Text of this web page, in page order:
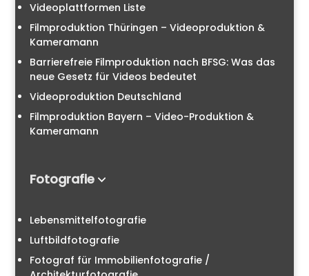
Videoplattformen Liste
Filmproduktion Thüringen – Videoproduktion &
Kameramann
Barrierefreie Filmproduktion nach BFSG: Was das
neue Gesetz für Videos bedeutet
Videoproduktion Deutschland
Filmproduktion Bayern – Video-Produktion &
Kameramann
Fotografie
Lebensmittelfotografie
Luftbildfotografie
Fotograf für Immobilienfotografie /